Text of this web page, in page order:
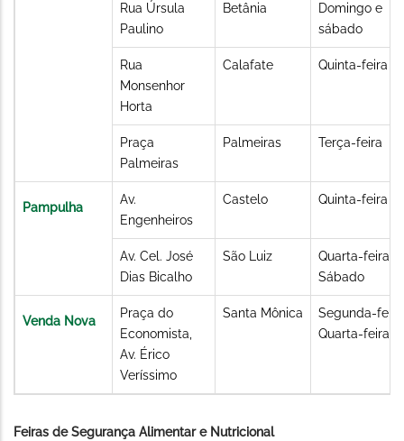
Rua Úrsula
Paulino
Betânia
Domingo e
sábado
Rua
Monsenhor
Horta
Calafate Quinta-feira
Praça
Palmeiras
Palmeiras Terça-feira
Pampulha
Av.
Engenheiros
Castelo Quinta-feira
Av. Cel. José
Dias Bicalho
São Luiz
Quarta-feira à
Sábado
Venda Nova
Praça do
Economista,
Av. Érico
Veríssimo
Santa Mônica
Segunda-
Quarta-feira
Feiras de Segurança Alimentar e Nutricional